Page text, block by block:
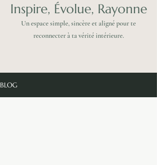
Inspire, Évolue, Rayonne
Un espace simple, sincère et aligné pour te
reconnecter à ta vérité intérieure.
BLOG